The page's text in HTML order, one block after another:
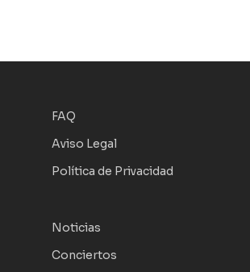
FAQ
Aviso Legal
Política de Privacidad
Noticias
Conciertos